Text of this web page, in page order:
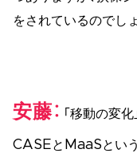
をされているのでし
安藤 「移動の変
CASEとMaaSという